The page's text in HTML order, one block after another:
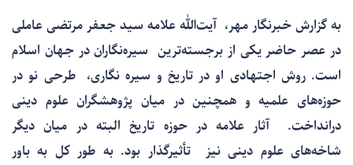
به گزارش خبرنگار مهر، آیت‌الله علامه سید جعفر مرتضی عاملی
در عصر حاضر یکی از برجسته‌ترین سیره‌نگاران در جهان اسلام
است. روش اجتهادی او در تاریخ و سیره نگاری، طرحی نو در
حوزه‌های علمیه و همچنین در میان پژوهشگران علوم دینی
درانداخت. آثار علامه در حوزه تاریخ البته در میان دیگر
شاخه‌های علوم دینی نیز تأثیرگذار بود. به طور کل به باور